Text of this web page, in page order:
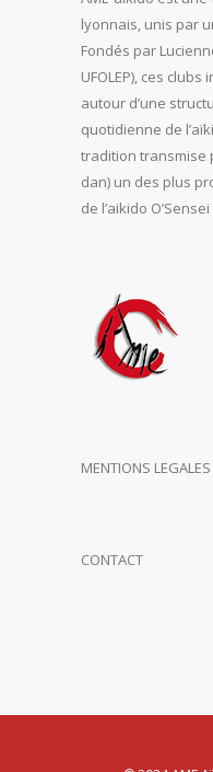
lyonnais, unis par
Fondés par
UFOLEP), ces
autour d’une
quotidienne de
tradition transmise
dan) un des plus
de l’aikido
MENTIONS LEGALES
CONTACT